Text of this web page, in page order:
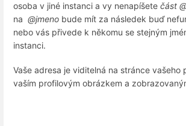
osoba v jiné instanci a vy nenapíšete část
na @jmeno bude mít za následek buď
nebo vás přivede k někomu se stejným
instanci.
Vaše adresa je viditelná na stránce vašeho
vaším profilovým obrázkem a